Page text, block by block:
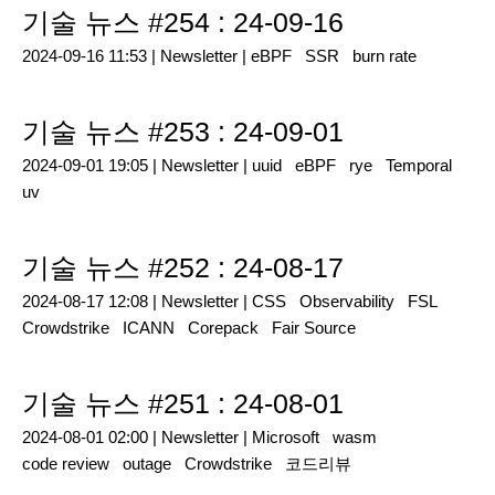
기술 뉴스 #254 : 24-09-16
2024-09-16 11:53 | Newsletter | eBPF SSR burn rate
기술 뉴스 #253 : 24-09-01
2024-09-01 19:05 | Newsletter | uuid eBPF rye
Temporal
uv
기술 뉴스 #252 : 24-08-17
2024-08-17 12:08 | Newsletter | CSS Observability
FSL
Crowdstrike
ICANN Corepack Fair Source
기술 뉴스 #251 : 24-08-01
2024-08-01 02:00 | Newsletter | Microsoft
wasm
code review
outage Crowdstrike 코드리뷰